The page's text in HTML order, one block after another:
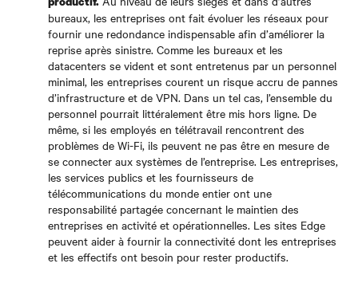
bureaux, les entreprises ont fait évoluer les réseaux pour
fournir une redondance indispensable afin d’améliorer la
reprise après sinistre. Comme les bureaux et les
datacenters se vident et sont entretenus par un personnel
minimal, les entreprises courent un risque accru de pannes
d’infrastructure et de VPN. Dans un tel cas, l’ensemble du
personnel pourrait littéralement être mis hors ligne. De
même, si les employés en télétravail rencontrent des
problèmes de Wi-Fi, ils peuvent ne pas être en mesure de
se connecter aux systèmes de l’entreprise. Les entreprises,
les services publics et les fournisseurs de
télécommunications du monde entier ont une
responsabilité partagée concernant le maintien des
entreprises en activité et opérationnelles. Les sites Edge
peuvent aider à fournir la connectivité dont les entreprises
et les effectifs ont besoin pour rester productifs.